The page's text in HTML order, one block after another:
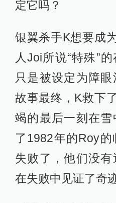
定它吗？
银翼杀手K想要成
人Joi所说“特殊”
只是被设定为障眼
故事最终，K救下
竭的最后一刻在
了1982年的Roy
失败了，他们没有
在失败中见证了奇迹